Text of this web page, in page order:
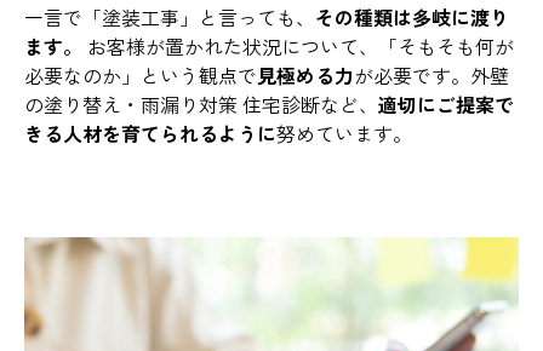
一言で「塗装工事」と言っても、 その種類は多岐に渡り
ます。
お客様が置かれた状況について、「そもそも何が
必要なのか」という観点で見極める力が必要です。外壁
の塗り替え・雨漏り対策 住宅診断など、 適切にご提案で
きる人材を育てられるように努めています。